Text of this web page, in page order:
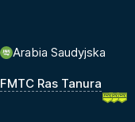
Arabia Saudyjska
FMTC Ras Tanura